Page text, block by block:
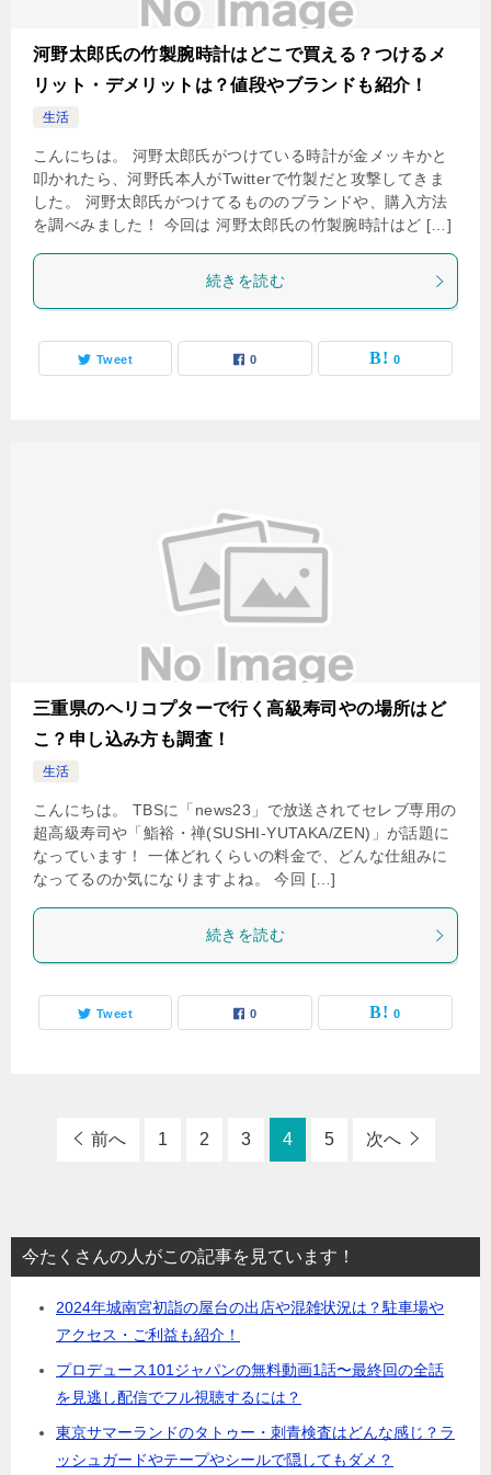
河野太郎氏の竹製腕時計はどこで買える？つけるメ
リット・デメリットは？値段やブランドも紹介！
生活
こんにちは。 河野太郎氏がつけている時計が金メッキかと
叩かれたら、河野氏本人がTwitterで竹製だと攻撃してきま
した。 河野太郎氏がつけてるもののブランドや、購入方法
を調べみました！ 今回は 河野太郎氏の竹製腕時計はど […]
続きを読む
Tweet 0 0
三重県のヘリコプターで行く高級寿司やの場所はど
こ？申し込み方も調査！
生活
こんにちは。 TBSに「news23」で放送されてセレブ専用の
超高級寿司や「鮨裕・禅(SUSHI-YUTAKA/ZEN)」が話題に
なっています！ 一体どれくらいの料金で、どんな仕組みに
なってるのか気になりますよね。 今回 […]
続きを読む
Tweet 0 0
前へ 1 2 3 4 5 次へ
今たくさんの人がこの記事を見ています！
2024年城南宮初詣の屋台の出店や混雑状況は？駐車場や
アクセス・ご利益も紹介！
プロデュース101ジャパンの無料動画1話〜最終回の全話
を見逃し配信でフル視聴するには？
東京サマーランドのタトゥー・刺青検査はどんな感じ？ラ
ッシュガードやテープやシールで隠してもダメ？